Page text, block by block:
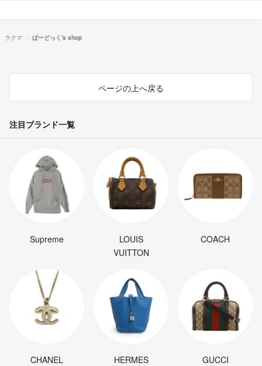
ラクマ ばーどっく's shop
ページの上へ戻る
注目ブランド一覧
Supreme
LOUIS
VUITTON
COACH
CHANEL HERMES GUCCI